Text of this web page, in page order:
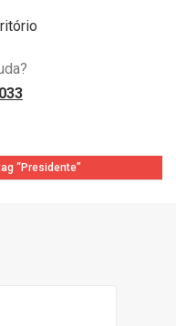
“Presidente”